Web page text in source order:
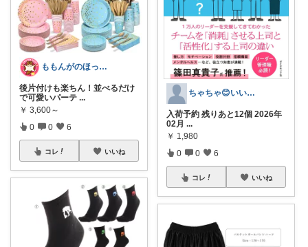
ももんがのほっこりセレクトROOM
後片付けも楽ちん！並べるだけ
で可愛いパーテ ...
￥ 3,600～
0 0 6
コレ いいね
ちゃちゃ😊いいね!見てね😊
入荷予約 残りあと12個 2026年
02月 ...
￥ 1,980
0 0 6
コレ いいね